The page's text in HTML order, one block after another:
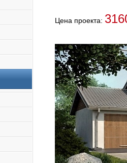
Цена проекта: